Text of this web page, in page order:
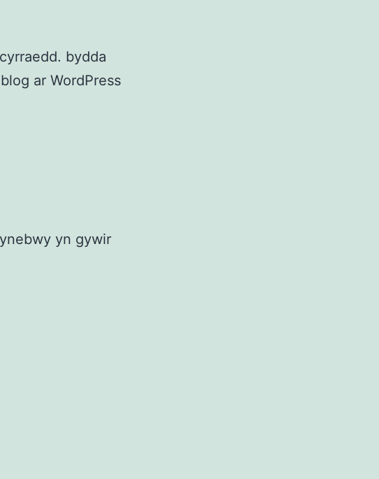
bydda
ar WordPress
yn gywir